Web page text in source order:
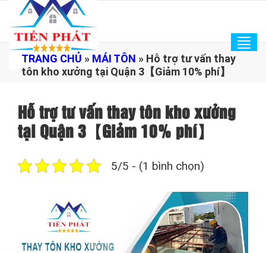
TRANG CHỦ » MÁI TÔN » Hỗ trợ tư vấn thay
tôn kho xưởng tại Quận 3【Giảm 10% phí】
Hỗ trợ tư vấn thay tôn kho xưởng
tại Quận 3【Giảm 10% phí】
5/5 - (1 bình chọn)